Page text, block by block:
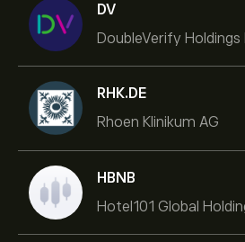
DV
DoubleVerify Holdings
RHK.DE
Rhoen Klinikum AG
HBNB
Hotel101 Global